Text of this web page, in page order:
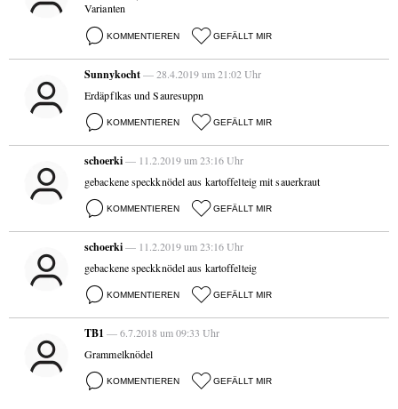
Varianten
KOMMENTIEREN GEFÄLLT MIR
Sunnykocht— 28.4.2019 um 21:02 Uhr
Erdäpflkas und Sauresuppn
KOMMENTIEREN GEFÄLLT MIR
schoerki— 11.2.2019 um 23:16 Uhr
gebackene speckknödel aus kartoffelteig mit sauerkraut
KOMMENTIEREN GEFÄLLT MIR
schoerki— 11.2.2019 um 23:16 Uhr
gebackene speckknödel aus kartoffelteig
KOMMENTIEREN GEFÄLLT MIR
TB1 — 6.7.2018 um 09:33 Uhr
Grammelknödel
KOMMENTIEREN GEFÄLLT MIR